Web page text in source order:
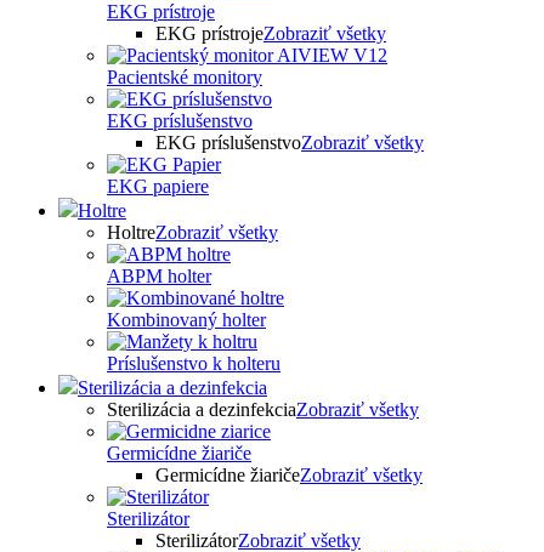
EKG prístroje
EKG prístrojeZobraziť všetky
Pacientské monitory
EKG príslušenstvo
EKG príslušenstvoZobraziť všetky
EKG papiere
Holtre
HoltreZobraziť všetky
ABPM holter
Kombinovaný holter
Príslušenstvo k holteru
Sterilizácia a dezinfekcia
Sterilizácia a dezinfekciaZobraziť všetky
Germicídne žiariče
Germicídne žiaričeZobraziť všetky
Sterilizátor
SterilizátorZobraziť všetky